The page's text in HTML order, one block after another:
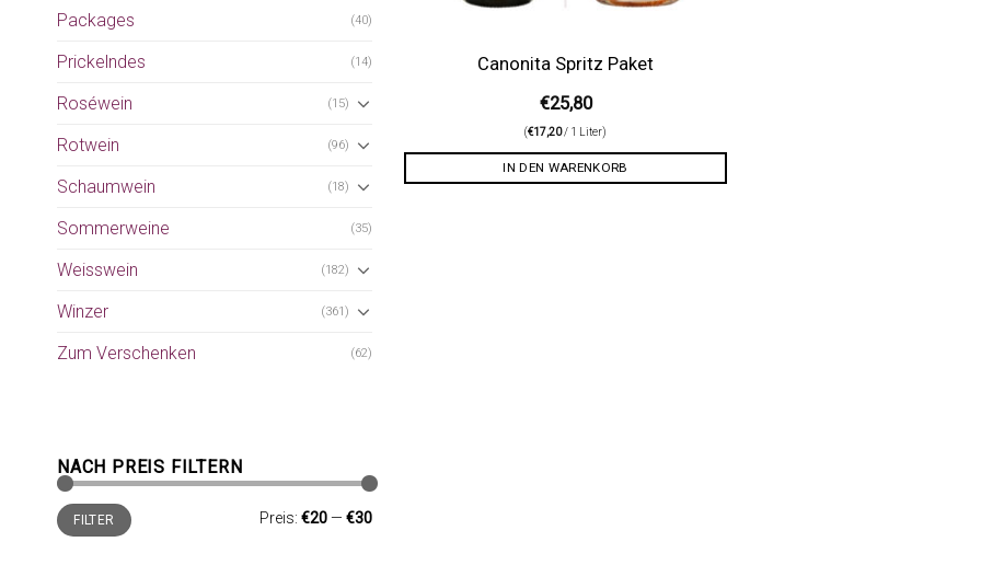
Packages (40)
Prickelndes (14)
Roséwein (15)
Rotwein (96)
Schaumwein (18)
Sommerweine (35)
Weisswein (182)
Winzer (361)
Zum Verschenken (62)
NACH PREIS FILTERN
Min.
Preis
Max.
PreisFILTER Preis: €20— €30
Canonita Spritz Paket
€25,80
(€17,20/ 1 Liter)
IN DEN WARENKORB